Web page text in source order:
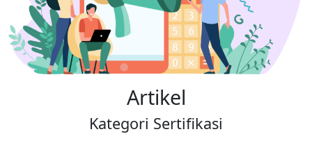
Artikel
Kategori Sertifikasi